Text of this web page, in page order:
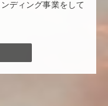
ディング事業をして